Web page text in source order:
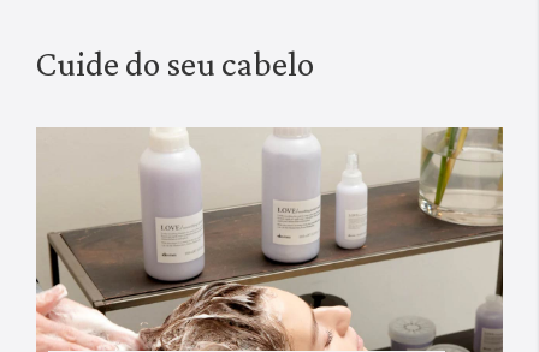
Cuide do seu cabelo